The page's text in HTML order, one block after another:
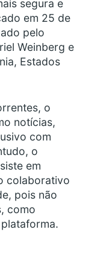
segura e
em 25 de
pelo
Weinberg e
Estados
o
notícias,
com
o
em
colaborativo
pois não
como